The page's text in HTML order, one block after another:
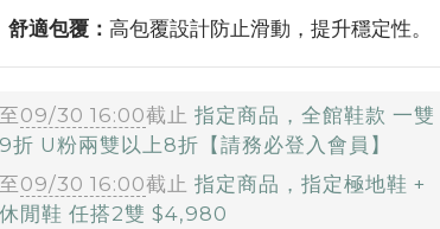
舒適包覆：高包覆設計防止滑動，提升穩定性。
至09/30 16:00截止 指定商品，全館鞋款 一雙
9折 U粉兩雙以上8折【請務必登入會員】
至09/30 16:00截止 指定商品，指定極地鞋 +
休閒鞋 任搭2雙 $4,980